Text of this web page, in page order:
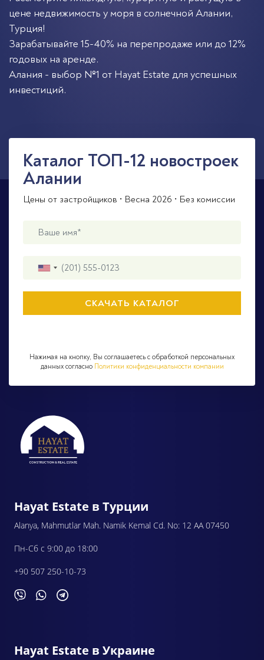
цене недвижимость у моря в солнечной Алании,
Турция!
Зарабатывайте 15-40% на перепродаже или до 12%
годовых на аренде.
Алания - выбор №1 от Hayat Estate для успешных
инвестиций.
Каталог ТОП-12 новостроек
Алании
Цены от застройщиков • Весна 2026 • Без комиссии
Нажимая на кнопку, Вы соглашаетесь с обработкой персональных
данных согласно Политики конфиденциальности компании
Hayat Estate в Турции
Alanya, Mahmutlar Mah. Namik Kemal Cd. No: 12 AA 07450
Пн-Сб с 9:00 до 18:00
+90 507 250-10-73
Hayat Estate в Украине